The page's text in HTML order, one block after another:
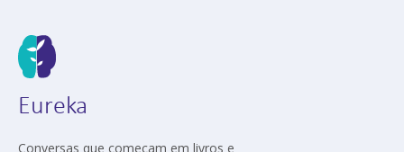
Eureka
Conversas que começam em livros e